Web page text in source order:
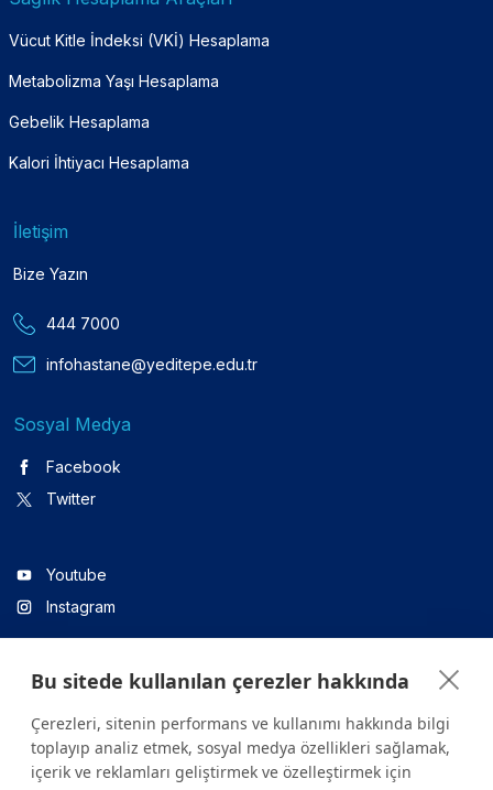
Vücut Kitle İndeksi (VKİ) Hesaplama
Metabolizma Yaşı Hesaplama
Gebelik Hesaplama
Kalori İhtiyacı Hesaplama
İletişim
Bize Yazın
444 7000
infohastane@yeditepe.edu.tr
Sosyal Medya
Facebook
Twitter
Youtube
Instagram
Linkedin
Bu sitede kullanılan çerezler hakkında
Çerezleri, sitenin performans ve kullanımı hakkında bilgi
toplayıp analiz etmek, sosyal medya özellikleri sağlamak,
içerik ve reklamları geliştirmek ve özelleştirmek için